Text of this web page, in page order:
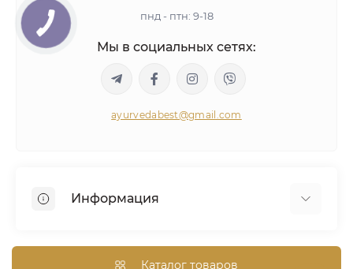
пнд - птн: 9-18
Мы в социальных сетях:
ayurvedabest@gmail.com
Информация
Аюрведическая консультация
Каталог товаров